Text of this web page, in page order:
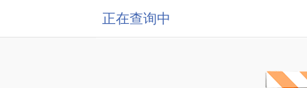
正在查询中